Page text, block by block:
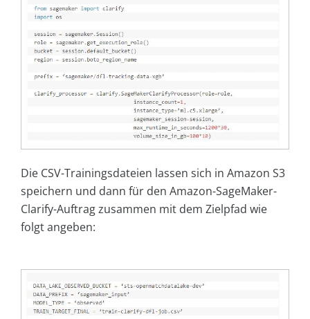
Die CSV-Trainingsdateien lassen sich in Amazon S3
speichern und dann für den Amazon-SageMaker-
Clarify-Auftrag zusammen mit dem Zielpfad wie
folgt angeben: